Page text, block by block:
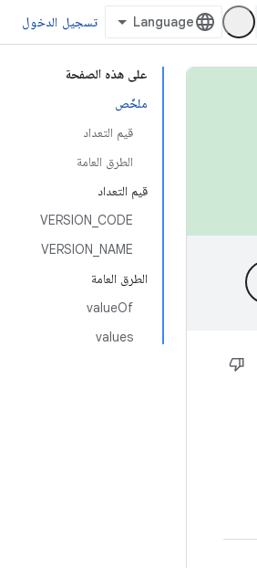
تسجيل الدخول
على هذه الصفحة
ملخّص
قيم التعداد
الطرق العامة
قيم التعداد
VERSION_CODE
VERSION_NAME
الطرق العامة
valueOf
values